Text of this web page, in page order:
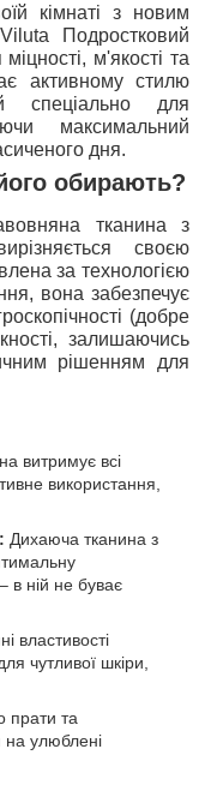
кімнаті з новим
Подростковий
м'якості та
активному стилю
спеціально для
максимальний
дня.
обирають?
тканина з
своєю
за технологією
вона забезпечує
(добре
залишаючись
рішенням для
витримує всі
використання,
Дихаюча тканина з
в ній не буває
властивості
чутливої шкіри,
прати та
на улюблені